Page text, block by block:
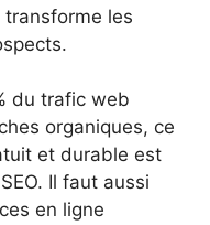
les
du trafic web
organiques, ce
et durable est
Il faut aussi
en ligne